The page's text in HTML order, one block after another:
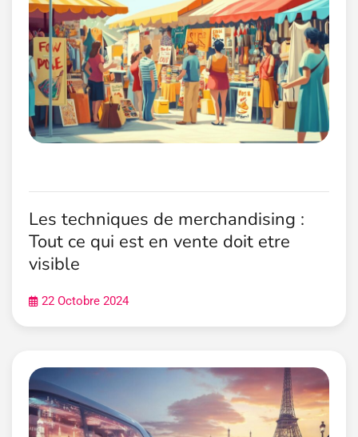
Les techniques de merchandising :
Tout ce qui est en vente doit etre
visible
22 Octobre 2024